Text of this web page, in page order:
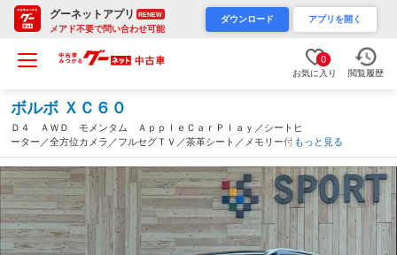
グーネットアプリ RENEW
メアド不要で問い合わせ可能
ダウンロード アプリを開く
0
お気に入り 閲覧履歴
ボルボ ＸＣ６０
Ｄ４ ＡＷＤ モメンタム ＡｐｐｌｅＣａｒＰｌａｙ／シートヒ
ーター／全方位カメラ／フルセグＴＶ／茶革シート／メモリー付き
パワーシート／パワーバックドア／ブラインドスポットモニター／
アダプティブクルーズコントロール／Ｗエアコン（愛知県）
もっと見る